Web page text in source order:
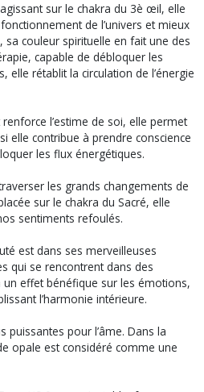
sur le chakra du 3è œil, elle
de l’univers et mieux
sa couleur spirituelle en fait une des
capable de débloquer les
elle rétablit la circulation de l’énergie
l’estime de soi, elle permet
elle contribue à prendre conscience
les flux énergétiques.
les grands changements de
sur le chakra du Sacré, elle
sentiments refoulés.
est dans ses merveilleuses
qui se rencontrent dans des
effet bénéfique sur les émotions,
l’harmonie intérieure.
puissantes pour l’âme. Dans la
opale est considéré comme une